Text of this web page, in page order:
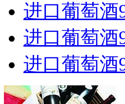
进口葡萄酒
进口葡萄酒
进口葡萄酒